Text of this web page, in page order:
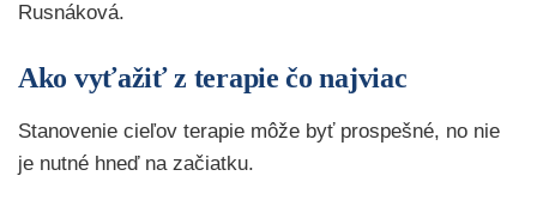
Rusnáková.
Ako vyťažiť z terapie čo najviac
Stanovenie cieľov terapie môže byť prospešné, no nie
je nutné hneď na začiatku.